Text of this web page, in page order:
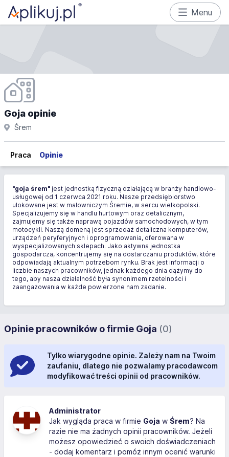
Menu
Goja opinie
Śrem
Praca Opinie
"goja śrem" jest jednostką fizyczną działającą w branży handlowo-
usługowej od 1 czerwca 2021 roku. Nasze przedsiębiorstwo
ulokowane jest w malowniczym Śremie, w sercu wielkopolski.
Specjalizujemy się w handlu hurtowym oraz detalicznym,
zajmujemy się także naprawą pojazdów samochodowych, w tym
motocykli. Naszą domeną jest sprzedaż detaliczna komputerów,
urządzeń peryferyjnych i oprogramowania, oferowana w
wyspecjalizowanych sklepach. Jako aktywna jednostka
gospodarcza, koncentrujemy się na dostarczaniu produktów, które
odpowiadają aktualnym potrzebom rynku. Brak jest informacji o
liczbie naszych pracowników, jednak każdego dnia dążymy do
tego, aby nasza działalność była synonimem rzetelności i
zaangażowania w każde powierzone nam zadanie.
Opinie pracowników o firmie Goja (0)
Tylko wiarygodne opinie. Zależy nam na Twoim
zaufaniu, dlatego nie pozwalamy pracodawcom
modyfikować treści opinii od pracowników.
Administrator
Jak wygląda praca w firmie Goja w Śrem? Na
razie nie ma żadnych opinii pracowników. Jeżeli
możesz opowiedzieć o swoich doświadczeniach
- dodaj komentarz i pomóż innym ocenić warunki